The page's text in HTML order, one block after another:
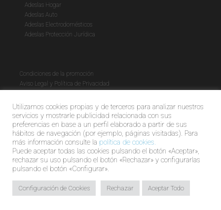
Adeslas Hogar
Adeslas Auto
Adeslas Electrodomésticos
Adeslas Protección Jurídica
Condiciones de la promoción
Aviso Legal y Política de Privacidad
Utilizamos cookies propias y de terceros para analizar nuestros
servicios y mostrarle publicidad relacionada con sus
preferencias en base a un perfil elaborado a partir de sus
hábitos de navegación (por ejemplo, páginas visitadas). Para
más información consulte la política de cookies.
Puede aceptar todas las cookies pulsando el botón «Aceptar»,
rechazar su uso pulsando el botón «Rechazar» y configurarlas
pulsando el botón «Configurar».
Configuración de Cookies Rechazar Aceptar Todo